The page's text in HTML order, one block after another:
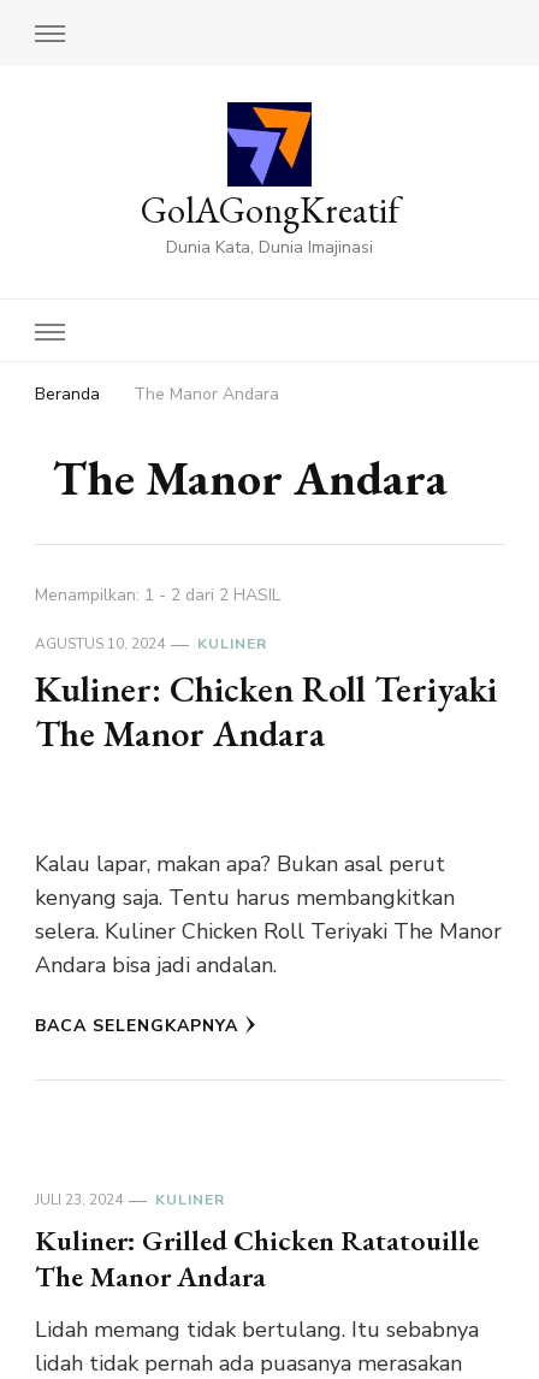
GolAGongKreatif
Dunia Kata, Dunia Imajinasi
Beranda The Manor Andara
The Manor Andara
Menampilkan: 1 - 2 dari 2 HASIL
AGUSTUS 10, 2024 KULINER
Kuliner: Chicken Roll Teriyaki
The Manor Andara
Kalau lapar, makan apa? Bukan asal perut
kenyang saja. Tentu harus membangkitkan
selera. Kuliner Chicken Roll Teriyaki The Manor
Andara bisa jadi andalan.
BACA SELENGKAPNYA
JULI 23, 2024 KULINER
Kuliner: Grilled Chicken Ratatouille
The Manor Andara
Lidah memang tidak bertulang. Itu sebabnya
lidah tidak pernah ada puasanya merasakan